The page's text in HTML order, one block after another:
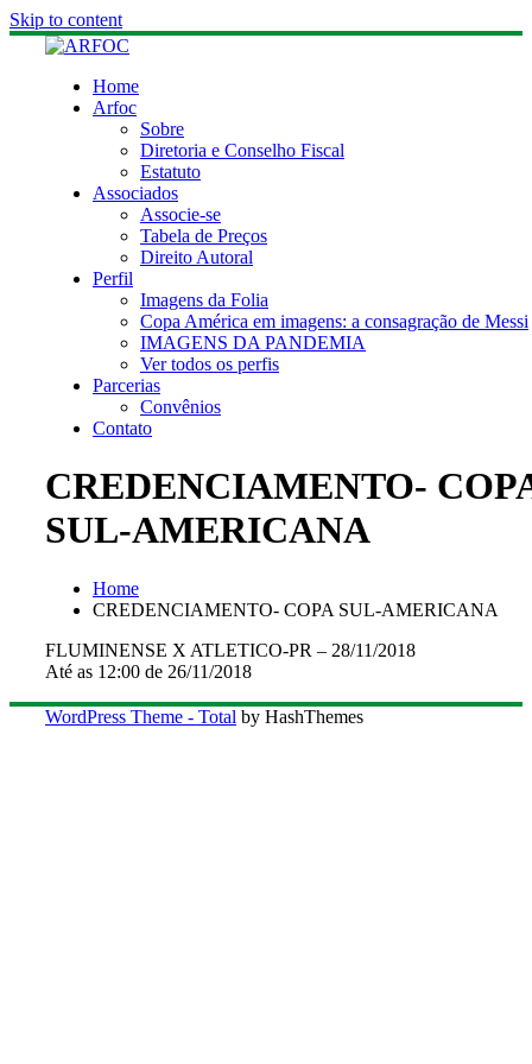
Skip to content
Home
Arfoc
Sobre
Diretoria e Conselho Fiscal
Estatuto
Associados
Associe-se
Tabela de Preços
Direito Autoral
Perfil
Imagens da Folia
Copa América em imagens: a consagração de Messi
IMAGENS DA PANDEMIA
Ver todos os perfis
Parcerias
Convênios
Contato
CREDENCIAMENTO-
SUL-AMERICANA
Home
CREDENCIAMENTO- COPA SUL-AMERICANA
FLUMINENSE X ATLETICO-PR – 28/11/2018
Até as 12:00 de 26/11/2018
WordPress Theme - Total by HashThemes